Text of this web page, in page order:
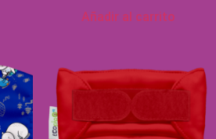
Añadir al carrito